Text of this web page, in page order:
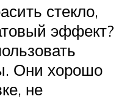
стекло,
эффект?
Они хорошо
не